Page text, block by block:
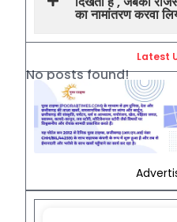
का नामांतरण करवा
Latest
No posts found!